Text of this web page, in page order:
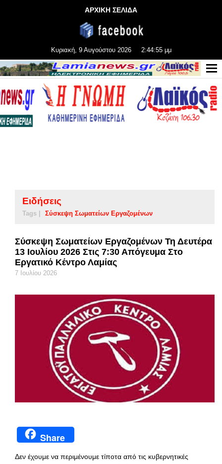
ΑΡΧΙΚΗ ΣΕΛΙΔΑ
Κυριακή, 9 Αυγούστου 2026 2:44:56 μμ
Ειδήσεις
Tags | Σύσκεψη Σωματείων Εργαζομένων
Σύσκεψη Σωματείων Εργαζομένων Τη Δευτέρα
13 Ιουλίου 2026 Στις 7:30 Απόγευμα Στο
Εργατικό Κέντρο Λαμίας
7 Ιουλίου 2026
Share
Δεν έχουμε να περιμένουμε τίποτα από τις κυβερνητικές